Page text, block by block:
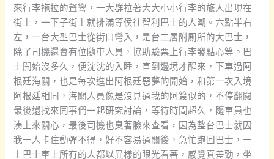
來行李拖拉的聲響，一大群拉著大大小小行李的旅人出現在
街上，一下子街上就排滿等侯往智利巴士的人潮。六點半右
左，一台大型巴士從街口彎入，是台二層附厠所的大巴士，
除了司機還會有位隨車人員，協助驗票上行李發點心等。巴
士開始沒多久，便沈沈的入睡，直到邊境才醒來，下車過阿
根廷海關，也是每次進出阿根廷惡夢的開始，和第一次入境
阿根廷相同，海關人員像是沒見過我的阿簽似的，不停翻閱
最後還找來同事們一起研究討論，等待時間超久，隨車員也
湊上來關心，最後司機也臭著臉來查看，因為整台巴士就因
我一人卡住動彈不得，好不容易過關後，急忙跑回巴士，一
上巴士車上所有的人都以異樣的眼光看著，感覺真差勁，坐